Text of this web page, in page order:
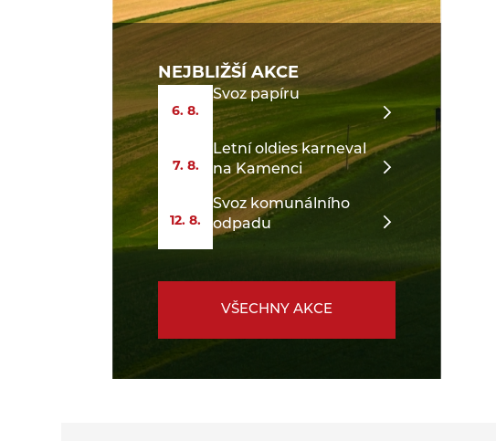
NEJBLIŽŠÍ AKCE
6. 8.
Svoz papíru
7. 8.
Letní oldies karneval
na Kamenci
12. 8.
Svoz komunálního
odpadu
VŠECHNY AKCE